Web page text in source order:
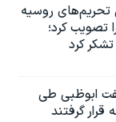
تحریم‌های روسیه
تصویب کرد؛
تشکر کرد
ابوظبی طی
گرفتند